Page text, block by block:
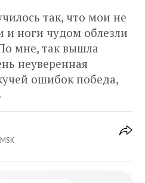
так, что мои не
и ноги чудом облезли
мне, так вышла
неуверенная
ошибок победа,